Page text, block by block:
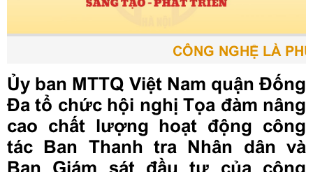
CÔNG NGHỆ LÀ
Ủy ban MTTQ Việt Nam quận Đống
Đa tổ chức hội nghị Tọa đàm nâng
cao chất lượng hoạt động công
tác Ban Thanh tra Nhân dân và
Ban Giám sát đầu tư của cộng